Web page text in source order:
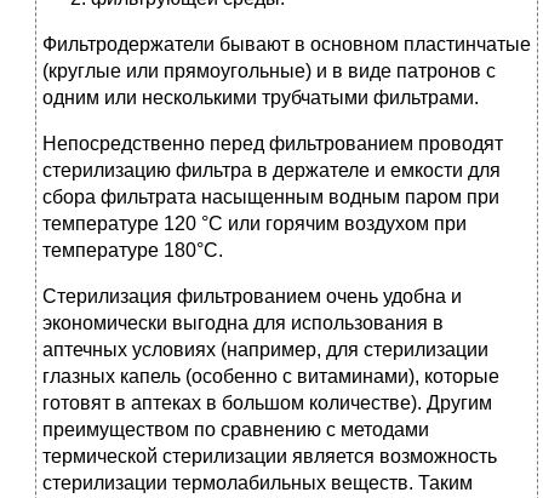
Фильтродержатели бывают в основном пластинчатые
(круглые или прямоугольные) и в виде патронов с
одним или несколькими трубчатыми фильтрами.
Непосредственно перед фильтрованием проводят
стерилизацию фильтра в держателе и емкости для
сбора фильтрата насыщенным водным паром при
температуре 120 °С или горячим воздухом при
температуре 180°С.
Стерилизация фильтрованием очень удобна и
экономически выгодна для использования в
аптечных условиях (например, для стерилизации
глазных капель (особенно с витаминами), которые
готовят в аптеках в большом количестве). Другим
преимуществом по сравнению с методами
термической стерилизации является возможность
стерилизации термолабильных веществ. Таким